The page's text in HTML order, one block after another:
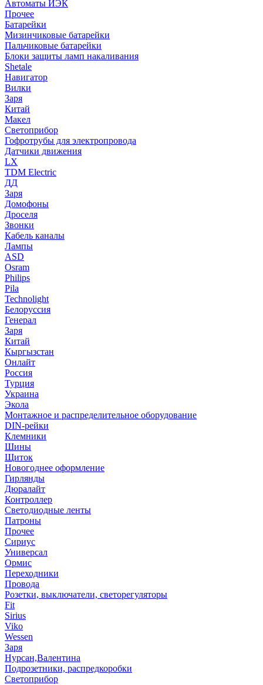
Автоматы ИЭК
Прочее
Батарейки
Мизинчиковые батарейки
Пальчиковые батарейки
Блоки защиты ламп накаливания
Shetale
Навигатор
Вилки
Заря
Китай
Макел
Светоприбор
Гофротрубы для электропровода
Датчики движения
LX
TDM Electric
ДД
Заря
Домофоны
Дроселя
Звонки
Кабель каналы
Лампы
ASD
Osram
Philips
Pila
Technolight
Белоруссия
Генерал
Заря
Китай
Кыргызстан
Онлайт
Россия
Турция
Украина
Экола
Монтажное и распределительное оборудование
DIN-рейки
Клемники
Шины
Щиток
Новогоднее оформление
Гирлянды
Дюралайт
Контроллер
Светодиодные ленты
Патроны
Прочее
Сириус
Универсал
Ормис
Переходники
Провода
Розетки, выключатели, светорегуляторы
Fit
Sirius
Viko
Wessen
Заря
Нурсан,Валентина
Подрозетники, распредкоробки
Светоприбор